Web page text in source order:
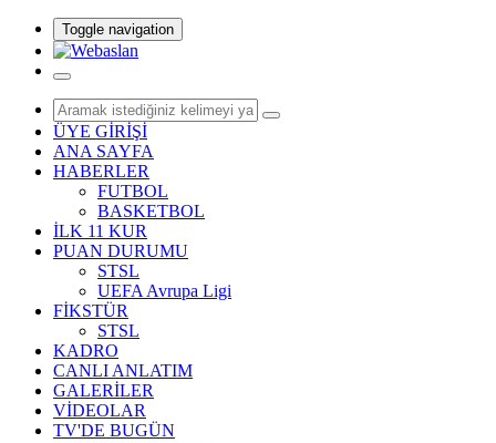
Toggle navigation
ÜYE GİRİŞİ
ANA SAYFA
HABERLER
FUTBOL
BASKETBOL
İLK 11 KUR
PUAN DURUMU
STSL
UEFA Avrupa Ligi
FİKSTÜR
STSL
KADRO
CANLI ANLATIM
GALERİLER
VİDEOLAR
TV'DE BUGÜN